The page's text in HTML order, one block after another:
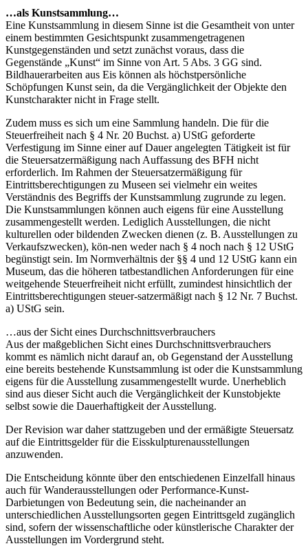
…als Kunstsammlung…
Eine Kunstsammlung in diesem Sinne ist die Gesamtheit von unter
einem bestimmten Gesichtspunkt zusammengetragenen
Kunstgegenständen und setzt zunächst voraus, dass die
Gegenstände „Kunst“ im Sinne von Art. 5 Abs. 3 GG sind.
Bildhauerarbeiten aus Eis können als höchstpersönliche
Schöpfungen Kunst sein, da die Vergänglichkeit der Objekte den
Kunstcharakter nicht in Frage stellt.
Zudem muss es sich um eine Sammlung handeln. Die für die
Steuerfreiheit nach § 4 Nr. 20 Buchst. a) UStG geforderte
Verfestigung im Sinne einer auf Dauer angelegten Tätigkeit ist für
die Steuersatzermäßigung nach Auffassung des BFH nicht
erforderlich. Im Rahmen der Steuersatzermäßigung für
Eintrittsberechtigungen zu Museen sei vielmehr ein weites
Verständnis des Begriffs der Kunstsammlung zugrunde zu legen.
Die Kunstsammlungen können auch eigens für eine Ausstellung
zusammengestellt werden. Lediglich Ausstellungen, die nicht
kulturellen oder bildenden Zwecken dienen (z. B. Ausstellungen zu
Verkaufszwecken), kön-nen weder nach § 4 noch nach § 12 UStG
begünstigt sein. Im Normverhältnis der §§ 4 und 12 UStG kann ein
Museum, das die höheren tatbestandlichen Anforderungen für eine
weitgehende Steuerfreiheit nicht erfüllt, zumindest hinsichtlich der
Eintrittsberechtigungen steuer-satzermäßigt nach § 12 Nr. 7 Buchst.
a) UStG sein.
…aus der Sicht eines Durchschnittsverbrauchers
Aus der maßgeblichen Sicht eines Durchschnittsverbrauchers
kommt es nämlich nicht darauf an, ob Gegenstand der Ausstellung
eine bereits bestehende Kunstsammlung ist oder die Kunstsammlung
eigens für die Ausstellung zusammengestellt wurde. Unerheblich
sind aus dieser Sicht auch die Vergänglichkeit der Kunstobjekte
selbst sowie die Dauerhaftigkeit der Ausstellung.
Der Revision war daher stattzugeben und der ermäßigte Steuersatz
auf die Eintrittsgelder für die Eisskulpturenausstellungen
anzuwenden.
Die Entscheidung könnte über den entschiedenen Einzelfall hinaus
auch für Wanderausstellungen oder Performance-Kunst-
Darbietungen von Bedeutung sein, die nacheinander an
unterschiedlichen Ausstellungsorten gegen Eintrittsgeld zugänglich
sind, sofern der wissenschaftliche oder künstlerische Charakter der
Ausstellungen im Vordergrund steht.